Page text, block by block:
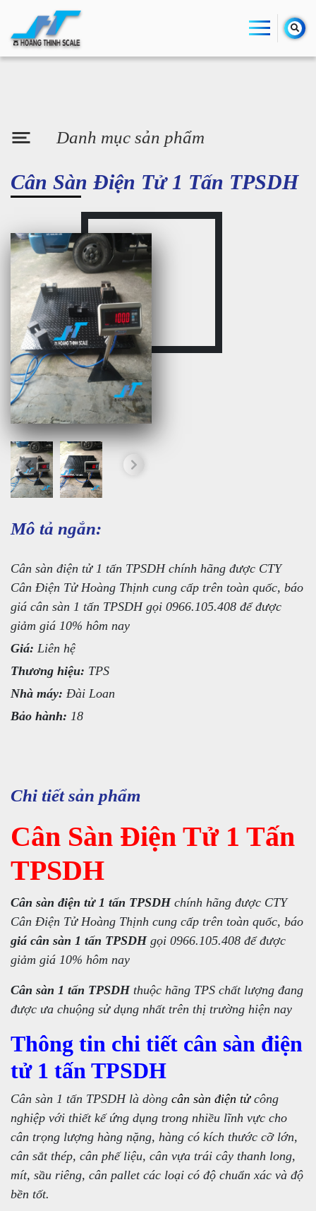
Danh mục sản phẩm
Cân Sàn Điện Tử 1 Tấn TPSDH
Mô tả ngắn:
Cân sàn điện tử 1 tấn TPSDH chính hãng được CTY
Cân Điện Tử Hoàng Thịnh cung cấp trên toàn quốc, báo
giá cân sàn 1 tấn TPSDH gọi 0966.105.408 để được
giảm giá 10% hôm nay
Giá: Liên hệ
Thương hiệu: TPS
Nhà máy: Đài Loan
Bảo hành: 18
Chi tiết sản phẩm
Cân Sàn Điện Tử 1 Tấn
TPSDH
Cân sàn điện tử 1 tấn TPSDH chính hãng được CTY
Cân Điện Tử Hoàng Thịnh cung cấp trên toàn quốc, báo
giá cân sàn 1 tấn TPSDHgọi 0966.105.408 để được
giảm giá 10% hôm nay
Cân sàn 1 tấn TPSDH thuộc hãng TPS chất lượng đang
được ưa chuộng sử dụng nhất trên thị trường hiện nay
Thông tin chi tiết cân sàn điện
tử 1 tấn TPSDH
Cân sàn 1 tấn TPSDH là dòng cân sàn điện tửcông
nghiệp với thiết kế ứng dụng trong nhiều lĩnh vực cho
cân trọng lượng hàng nặng, hàng có kích thước cỡ lớn,
cân sắt thép, cân phế liệu, cân vựa trái cây thanh long,
mít, sầu riêng, cân pallet các loại có độ chuẩn xác và độ
bền tốt.